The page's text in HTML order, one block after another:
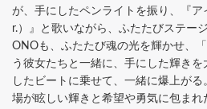
が、手にしたペンライトを振り、『
r.）』と歌いながら、ふたたびステー
ONOも、ふたたび魂の光を輝かせ、
う彼女たちと一緒に、手にした輝き
したビートに乗せて、一緒に爆上が
場が眩しい輝きと希望や勇気に包まれ